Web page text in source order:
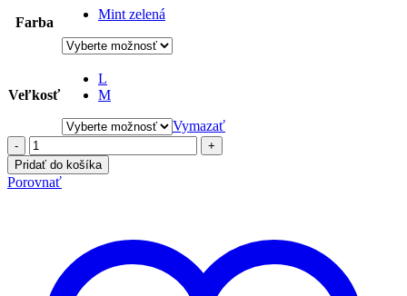
Farba
Mint zelená
Veľkosť
L
M
Vymazať
-
+
Pridať do košíka
Porovnať